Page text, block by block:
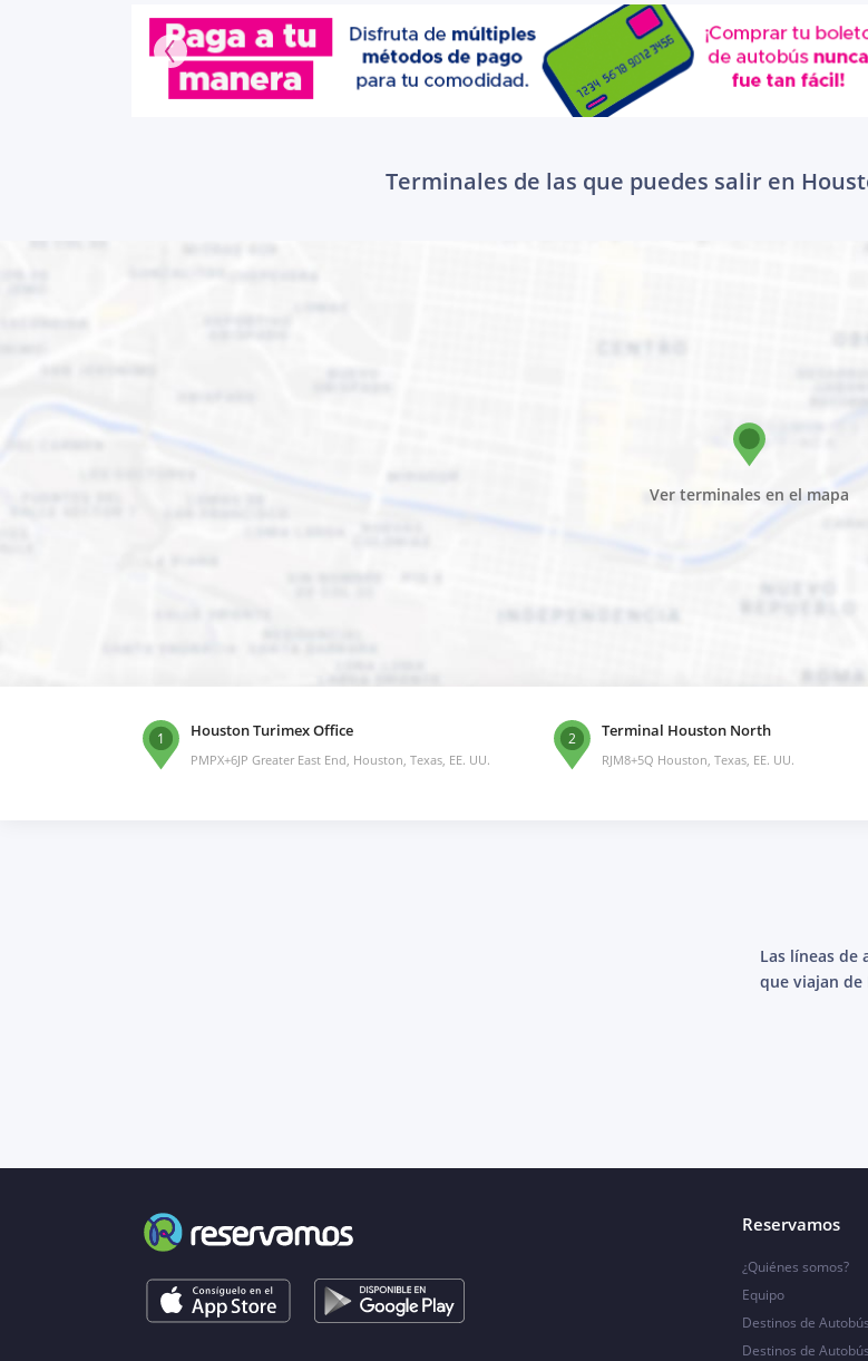
Terminales de las que puedes salir en
Ver terminales en el mapa
1 Houston Turimex Office
PMPX+6JP Greater East End, Houston, Texas, EE. UU.
2 Terminal Houston North
RJM8+5Q Houston, Texas, EE. UU.
Las líneas de
que viajan
Reservamos
¿Quiénes somos?
Equipo
Destinos de
Destinos de